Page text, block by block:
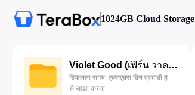
1024GB Cloud Storage
Violet Good (เฟิร์น วาดจันทร์)
विफलता समय: एक्सएक्स दिन प्रभावी है
से साझा करना